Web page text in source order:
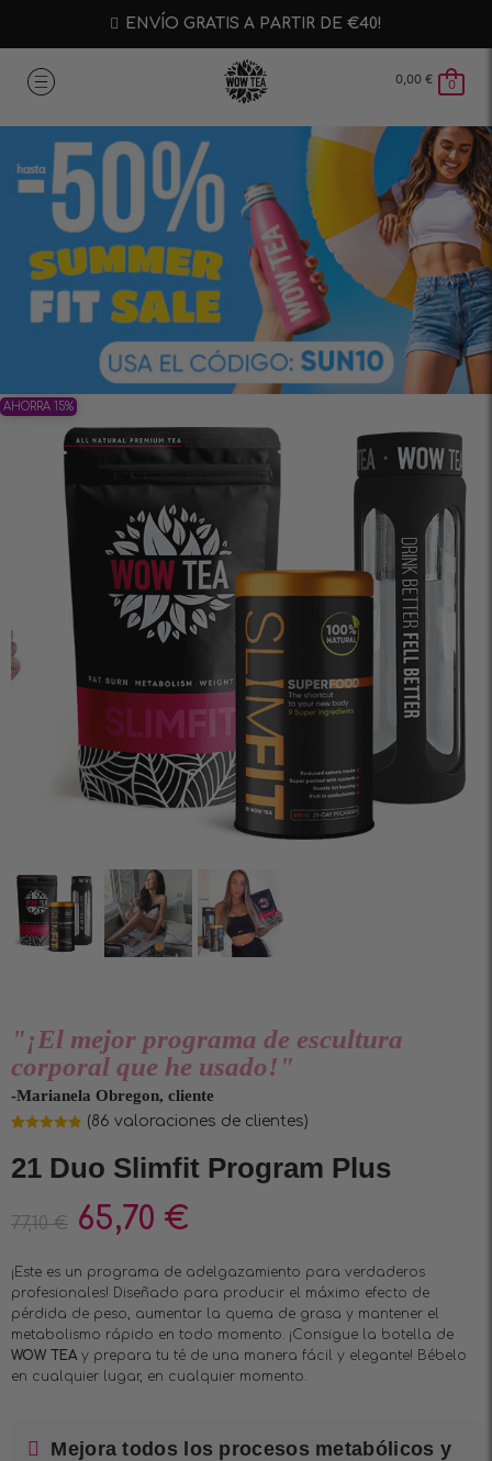
ENVÍO GRATIS A PARTIR DE €40!
0,00 € 0
AHORRA 15%
"¡El mejor programa de escultura
corporal que he usado!"
-Marianela Obregon, cliente
5 basado
en
(86 valoraciones de clientes)
21 Duo Slimfit Program Plus
77,10€ 65,70 €
¡Este es un programa de adelgazamiento para verdaderos
profesionales! Diseñado para producir el máximo efecto de
pérdida de peso, aumentar la quema de grasa y mantener el
metabolismo rápido en todo momento. ¡Consigue la botella de
WOW TEA y prepara tu té de una manera fácil y elegante! Bébelo
en cualquier lugar, en cualquier momento.
Mejora todos los procesos metabólicos y